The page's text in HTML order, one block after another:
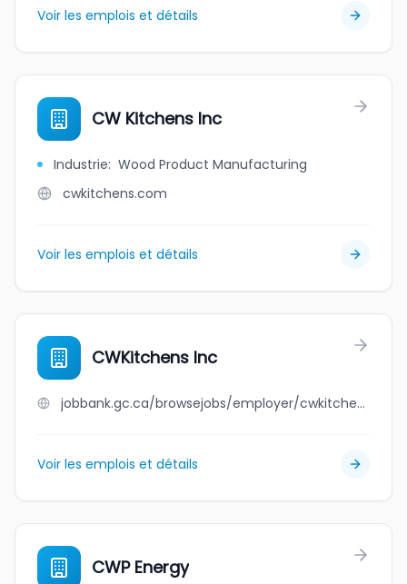
Voir les emplois et détails
CW Kitchens Inc
Industrie: Wood Product Manufacturing
cwkitchens.com
Voir les emplois et détails
CWKitchens Inc
jobbank.gc.ca/browsejobs/employer/cwkitchens+inc/ca
Voir les emplois et détails
CWP Energy